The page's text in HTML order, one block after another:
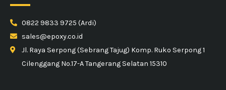
0822 9833 9725 (Ardi)
sales@epoxy.co.id
Jl. Raya Serpong (Sebrang Tajug) Komp. Ruko Serpong 1
Cilenggang No.17-A Tangerang Selatan 15310